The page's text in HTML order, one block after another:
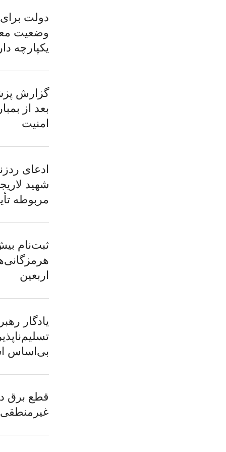
دولت
وضعیت
یکپارچه
گزارش
بعد از
امنیت
ادعای
شهید
مربوطه
اربعین
یادگار
بی‌اساس